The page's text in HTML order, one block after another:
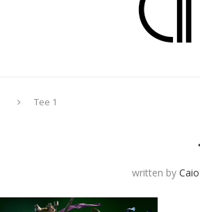
Tee 1
written by